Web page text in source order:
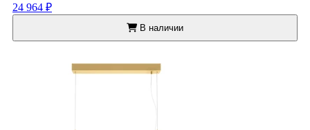
24 964 ₽
В наличии